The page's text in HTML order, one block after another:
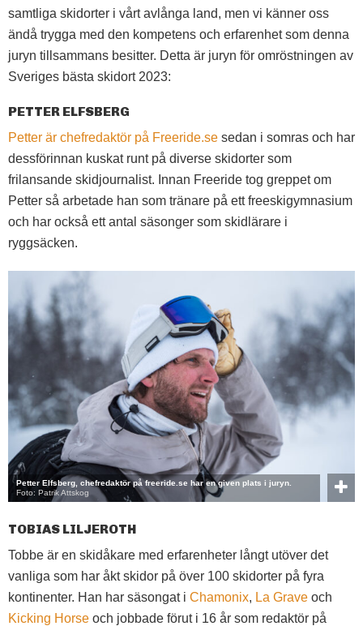
samtliga skidorter i vårt avlånga land, men vi känner oss
ändå trygga med den kompetens och erfarenhet som denna
juryn tillsammans besitter. Detta är juryn för omröstningen av
Sveriges bästa skidort 2023:
PETTER ELFSBERG
Petter är chefredaktör på Freeride.se sedan i somras och har
dessförinnan kuskat runt på diverse skidorter som
frilansande skidjournalist. Innan Freeride tog greppet om
Petter så arbetade han som tränare på ett freeskigymnasium
och har också ett antal säsonger som skidlärare i
ryggsäcken.
Petter Elfsberg, chefredaktör på freeride.se har en given plats i juryn.
Foto: Patrik Attskog
TOBIAS LILJEROTH
Tobbe är en skidåkare med erfarenheter långt utöver det
vanliga som har åkt skidor på över 100 skidorter på fyra
kontinenter. Han har säsongat i Chamonix, La Grave och
Kicking Horse och jobbade förut i 16 år som redaktör på